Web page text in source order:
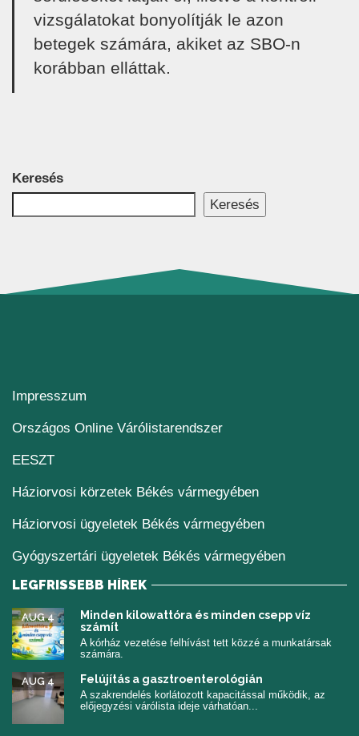
vizsgálatokat bonyolítják le azon
betegek számára, akiket az SBO-n
korábban elláttak.
Keresés
Keresés
Impresszum
Országos Online Várólistarendszer(új ablakban nyílik
EESZT(új ablakban nyílik meg)
Háziorvosi körzetek Békés vármegyében
Háziorvosi ügyeletek Békés vármegyében
Gyógyszertári ügyeletek Békés vármegyében
LEGFRISSEBB HÍREK
Minden kilowattóra és minden csepp víz
számít
AUG 4
A kórház vezetése felhívást tett közzé a munkatársak
számára.
Felújítás a gasztroenterológián
AUG 4
A szakrendelés korlátozott kapacitással működik, az
előjegyzési várólista ideje várhatóan...